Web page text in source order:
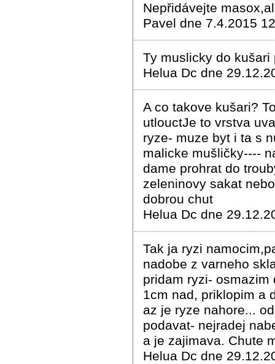
Nepřidávejte
Pavel dne 7.4.2015
Ty muslicky do kušari
Helua Dc dne
A co takove kušari?
utlouctJe to vrstva
ryze- muze byt i ta s
malicke mušličky----
dame prohrat do
zeleninovy sakat
dobrou chut
Helua Dc dne
Tak ja ryzi
nadobe z varneho
pridam ryzi-
1cm nad, priklopim a
az je ryze nahore...
podavat- nejradej
a je zajimava. Chute
Helua Dc dne